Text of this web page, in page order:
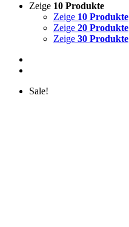
Zeige 10 Produkte
Zeige 10 Produkte
Zeige 20 Produkte
Zeige 30 Produkte
Sale!